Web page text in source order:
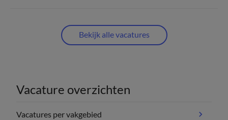
Bekijk alle vacatures
Vacature overzichten
Vacatures per vakgebied